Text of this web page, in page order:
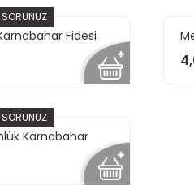
Fidesi
Karnabahar